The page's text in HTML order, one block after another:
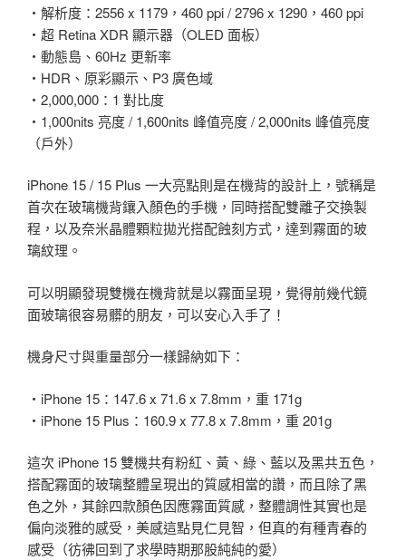
・解析度：2556 x 1179，460 ppi / 2796 x 1290，460 ppi
・超 Retina XDR 顯示器（OLED 面板）
・動態島、60Hz 更新率
・HDR、原彩顯示、P3 廣色域
・2,000,000：1 對比度
・1,000nits 亮度 / 1,600nits 峰值亮度 / 2,000nits 峰值亮度
（戶外）
iPhone 15 / 15 Plus 一大亮點則是在機背的設計上，號稱是
首次在玻璃機背鑲入顏色的手機，同時搭配雙離子交換製
程，以及奈米晶體顆粒拋光搭配蝕刻方式，達到霧面的玻
璃紋理。
可以明顯發現雙機在機背就是以霧面呈現，覺得前幾代鏡
面玻璃很容易髒的朋友，可以安心入手了！
機身尺寸與重量部分一樣歸納如下：
・iPhone 15：147.6 x 71.6 x 7.8mm，重 171g
・iPhone 15 Plus：160.9 x 77.8 x 7.8mm，重 201g
這次 iPhone 15 雙機共有粉紅、黃、綠、藍以及黑共五色，
搭配霧面的玻璃整體呈現出的質感相當的讚，而且除了黑
色之外，其餘四款顏色因應霧面質感，整體調性其實也是
偏向淡雅的感受，美感這點見仁見智，但真的有種青春的
感受（彷彿回到了求學時期那股純純的愛）